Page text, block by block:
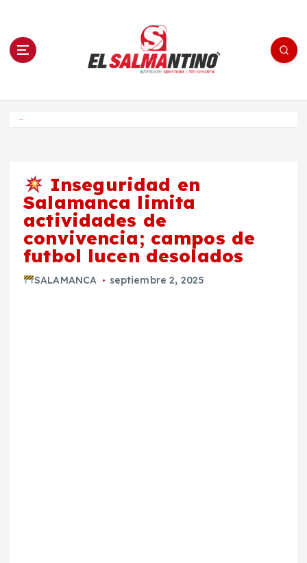
n El Salmantino - medios/noticias/editorial
Inseguridad en
Salamanca limita
actividades de
convivencia; campos de
futbol lucen desolados
SALAMANCA septiembre 2, 2025